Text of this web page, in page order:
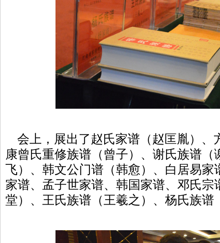
会上，展出了赵氏家谱（赵匡胤）、
康曾氏重修族谱（曾子）、谢氏族谱（
飞）、韩文公门谱（韩愈）、白居易
家谱、孟子世家谱、韩国家谱、邓氏宗
堂）、王氏族谱（王羲之）、杨氏族谱